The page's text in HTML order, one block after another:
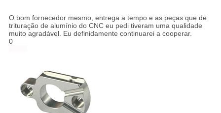
O bom fornecedor mesmo, entrega a tempo e as peças que de
trituração de alumínio do CNC eu pedi tiveram uma qualidade
muito agradável. Eu definidamente continuarei a cooperar.
0